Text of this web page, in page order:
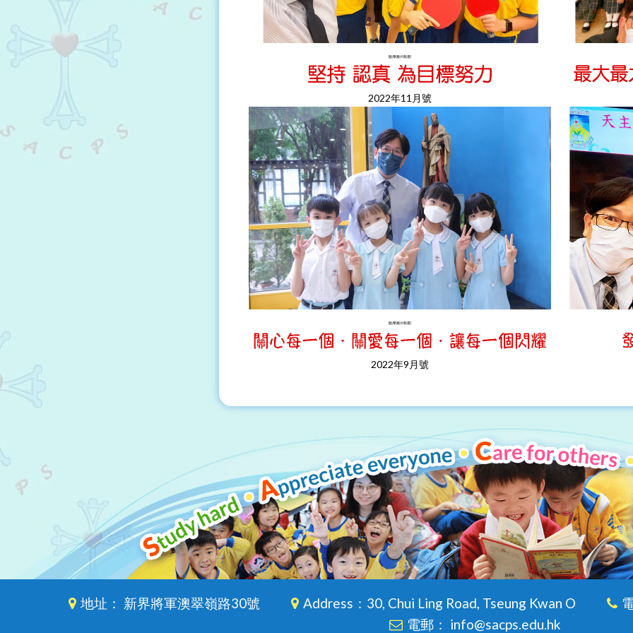
(點擊圖片觀看)
2022年11月號
(點擊圖片觀看)
2022年9月號
地址： 新界將軍澳翠嶺路30號 Address：30, Chui Ling Road, Tseung Kwan O
電郵： info@sacps.edu.hk